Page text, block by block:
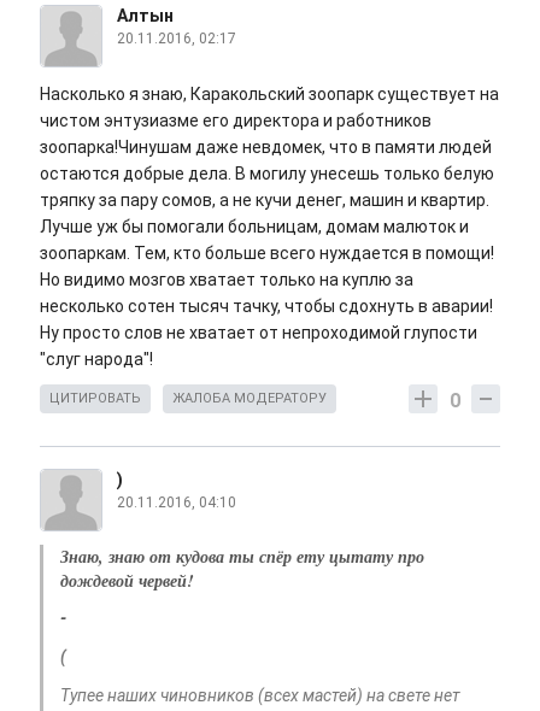
Алтын
20.11.2016, 02:17
Насколько я знаю, Каракольский зоопарк существует на
чистом энтузиазме его директора и работников
зоопарка!Чинушам даже невдомек, что в памяти людей
остаются добрые дела. В могилу унесешь только белую
тряпку за пару сомов, а не кучи денег, машин и квартир.
Лучше уж бы помогали больницам, домам малюток и
зоопаркам. Тем, кто больше всего нуждается в помощи!
Но видимо мозгов хватает только на куплю за
несколько сотен тысяч тачку, чтобы сдохнуть в аварии!
Ну просто слов не хватает от непроходимой глупости
"слуг народа"!
0
ЦИТИРОВАТЬ ЖАЛОБА МОДЕРАТОРУ
)
20.11.2016, 04:10
Знаю, знаю от кудова ты спёр ету цытату про
дождевой червей!
-
(
Тупее наших чиновников (всех мастей) на свете нет